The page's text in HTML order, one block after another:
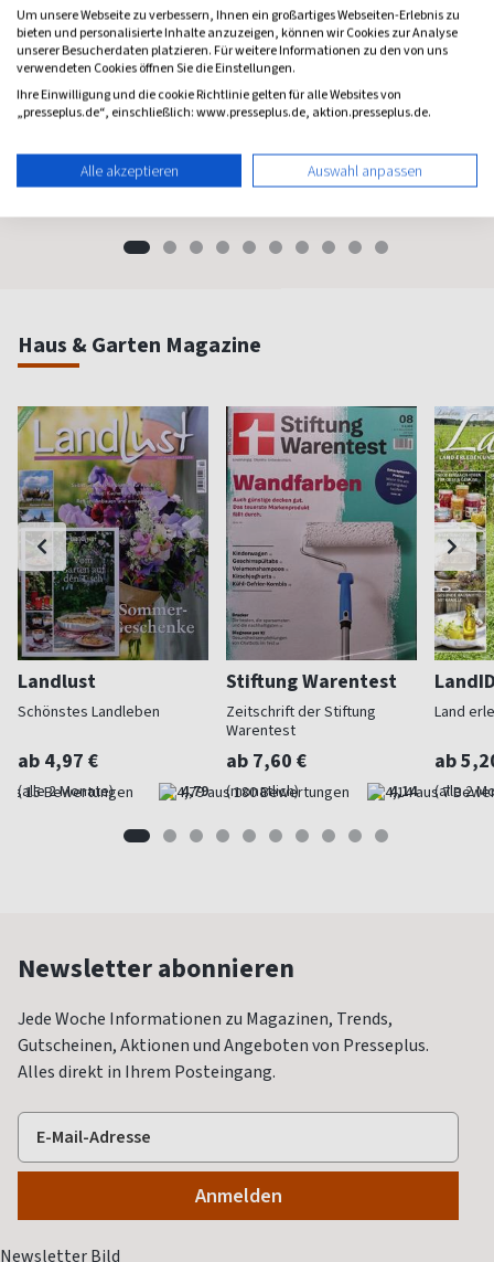
Psychologie Heute
Psychologie fürs Leben
ab 8,11 €
Flow
Bewußt leben und erleben
Haus & Garten Magazine
Landlust
Schönstes Landleben
ab 4,97 €
(alle 2 Monate) 4,79
Stiftung Warentest
Zeitschrift der Stiftung
Warentest
ab 7,60 €
(monatlich) 4,14
Land
ab
(alle 2
Newsletter abonnieren
Jede Woche Informationen zu Magazinen, Trends,
Gutscheinen, Aktionen und Angeboten von Presseplus.
Alles direkt in Ihrem Posteingang.
Um unsere Webseite zu verbessern, Ihnen ein großartiges Webseiten-Erlebnis zu
bieten und personalisierte Inhalte anzuzeigen, können wir Cookies zur Analyse
unserer Besucherdaten platzieren. Für weitere Informationen zu den von uns
verwendeten Cookies öffnen Sie die Einstellungen.
Ihre Einwilligung und die cookie Richtlinie gelten für alle Websites von
„presseplus.de“, einschließlich: www.presseplus.de, aktion.presseplus.de.
Alle akzeptieren Auswahl anpassen